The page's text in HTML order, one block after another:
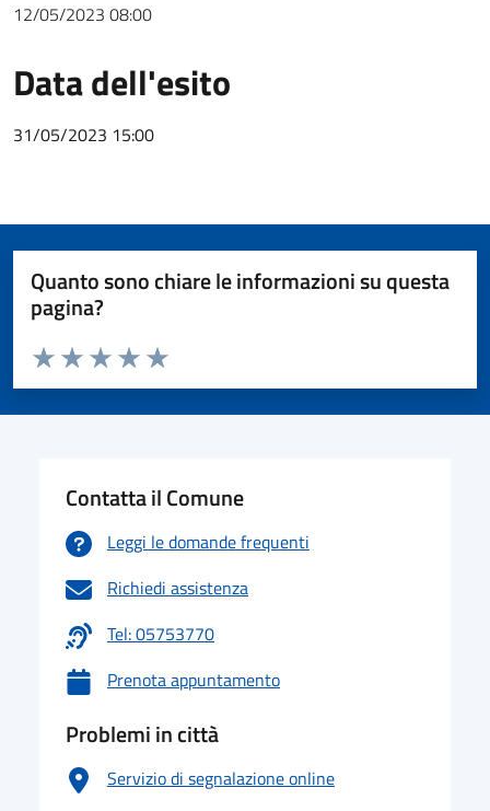
12/05/2023 08:00
Data dell'esito
31/05/2023 15:00
Quanto sono chiare le informazioni su questa
pagina?
Valuta da 1 a 5 stelle la pagina
Valuta 5 stelle su 5
Valuta 4 stelle su 5
Valuta 3 stelle su 5
Valuta 2 stelle su 5
Valuta 1 stelle su 5
Contatta il Comune
Leggi le domande frequenti
Richiedi assistenza
Tel: 05753770
Prenota appuntamento
Problemi in città
Servizio di segnalazione online